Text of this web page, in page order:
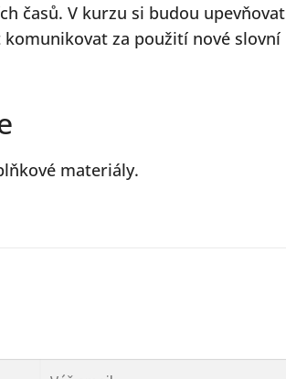
časů. V kurzu si budou upevňovat
za použití nové slovní
materiály.